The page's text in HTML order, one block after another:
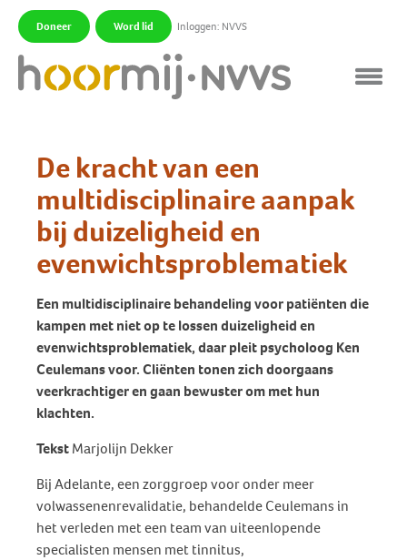
Doneer Word lid Inloggen: NVVS
De kracht van een
multidisciplinaire aanpak
bij duizeligheid en
evenwichtsproblematiek
Een multidisciplinaire behandeling voor patiënten die
kampen met niet op te lossen duizeligheid en
evenwichtsproblematiek, daar pleit psycholoog Ken
Ceulemans voor. Cliënten tonen zich doorgaans
veerkrachtiger en gaan bewuster om met hun
klachten.
TekstMarjolijn Dekker
Bij Adelante, een zorggroep voor onder meer
volwassenenrevalidatie, behandelde Ceulemans in
het verleden met een team van uiteenlopende
specialisten mensen met tinnitus,